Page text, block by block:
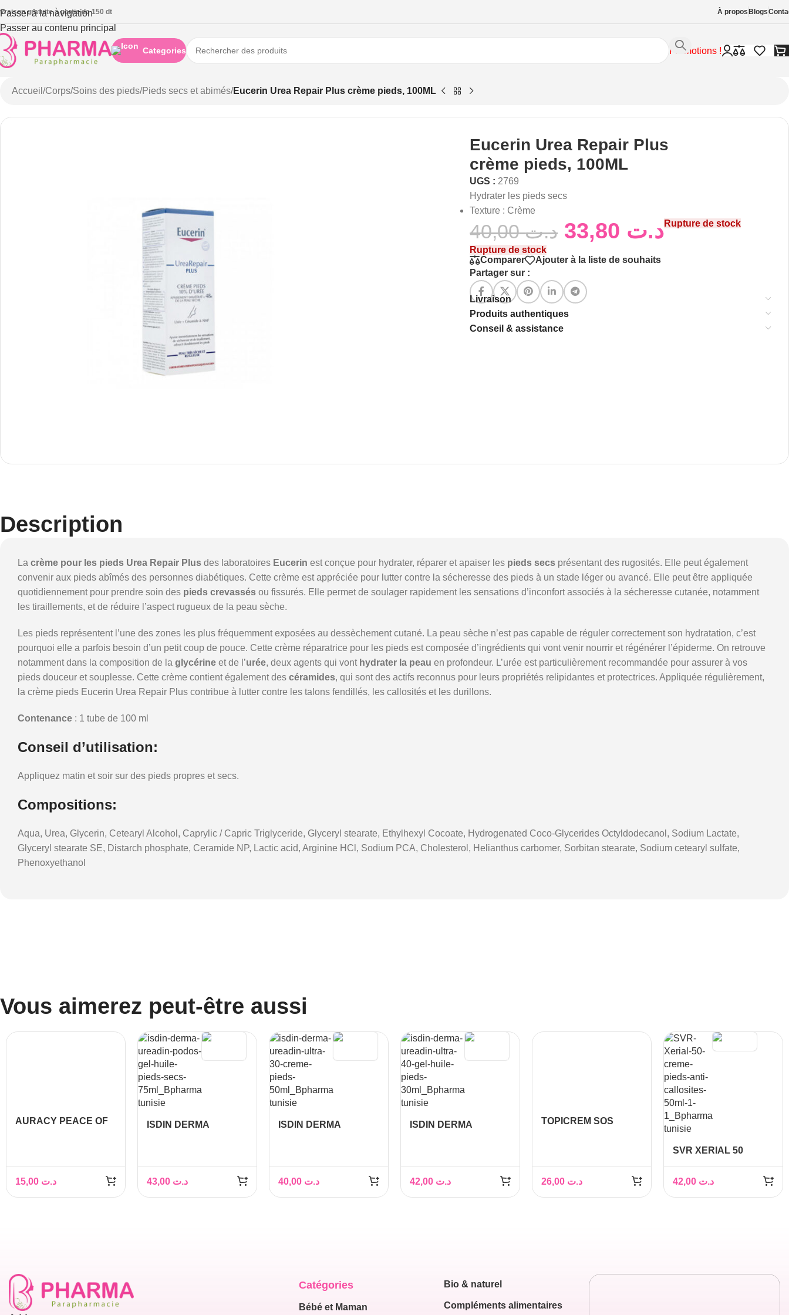
Passer à la navigation
Passer au contenu principal
gratuite à partie de 150 dt À propos Blogs
Categories Promotions !
Accueil /Corps/Soins des pieds/Pieds secs et abimés/Eucerin Urea Repair Plus crème pieds, 100ML
Eucerin Urea Repair Plus
crème pieds, 100ML
UGS : 2769
Hydrater les pieds secs
Texture : Crème
د.ت40,00 د.تRupture de stock
Rupture de stock
Comparer
Ajouter à la liste de souhaits
Partager sur :
Livraison
Produits authentiques
Conseil & assistance
Description
La crème pour les pieds Urea Repair Plus des laboratoires Eucerin est conçue pour hydrater, réparer et apaiser les pieds secs présentant des rugosités. Elle peut également
convenir aux pieds abîmés des personnes diabétiques. Cette crème est appréciée pour lutter contre la sécheresse des pieds à un stade léger ou avancé. Elle peut être appliquée
quotidiennement pour prendre soin des pieds crevassés ou fissurés. Elle permet de soulager rapidement les sensations d’inconfort associés à la sécheresse cutanée, notamment
les tiraillements, et de réduire l’aspect rugueux de la peau sèche.
Les pieds représentent l’une des zones les plus fréquemment exposées au dessèchement cutané. La peau sèche n’est pas capable de réguler correctement son hydratation, c’est
pourquoi elle a parfois besoin d’un petit coup de pouce. Cette crème réparatrice pour les pieds est composée d’ingrédients qui vont venir nourrir et régénérer l’épiderme. On retrouve
notamment dans la composition de la glycérine et de l’urée, deux agents qui vont hydrater la peau en profondeur. L’urée est particulièrement recommandée pour assurer à vos
pieds douceur et souplesse. Cette crème contient également des céramides, qui sont des actifs reconnus pour leurs propriétés relipidantes et protectrices. Appliquée régulièrement,
la crème pieds Eucerin Urea Repair Plus contribue à lutter contre les talons fendillés, les callosités et les durillons.
Contenance : 1 tube de 100 ml
Conseil d’utilisation:
Appliquez matin et soir sur des pieds propres et secs.
Compositions:
Aqua, Urea, Glycerin, Cetearyl Alcohol, Caprylic / Capric Triglyceride, Glyceryl stearate, Ethylhexyl Cocoate, Hydrogenated Coco-Glycerides Octyldodecanol, Sodium Lactate,
Glyceryl stearate SE, Distarch phosphate, Ceramide NP, Lactic acid, Arginine HCl, Sodium PCA, Cholesterol, Helianthus carbomer, Sorbitan stearate, Sodium cetearyl sulfate,
Phenoxyethanol
Vous aimerez peut-être aussi
AURACY PEACE OF
د.ت
ISDIN DERMA
د.ت
ISDIN DERMA
د.ت
ISDIN DERMA
د.ت
TOPICREM SOS
د.ت
SVR XERIAL 50
CALLOSITES 50 ML
د.ت
Catégories
Bébé et Maman
Bio & naturel
Compléments alimentaires